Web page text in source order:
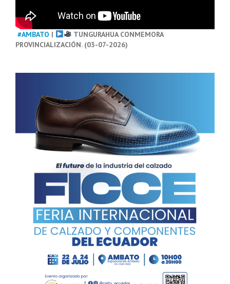
#AMBATO |
TUNGURAHUA CONMEMORA
PROVINCIALIZACIÓN. (03-07-2026)